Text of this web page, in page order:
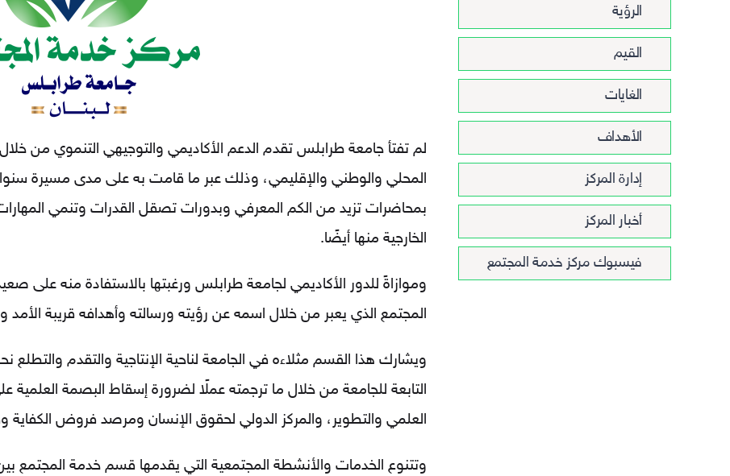
الرؤية
القيم
الغايات
الأهداف
إدارة المركز
أخبار المركز
فيسبوك مركز خدمة المجتمع
لم تفتأ جامعة طرابلس تقدم الدعم الأكاديمي والتوجيهي التنموي من
المحلي والوطني والإقليمي، وذلك عبر ما قامت به على مدى مسيرة
بمحاضرات تزيد من الكم المعرفي وبدورات تصقل القدرات وتنمي
الخارجية منها أيضًا.
وموازاةً للدور الأكاديمي لجامعة طرابلس ورغبتها بالاستفادة منه على
المجتمع الذي يعبر من خلال اسمه عن رؤيته ورسالته وأهدافه قريبة الأمد
ويشارك هذا القسم مثلاءه في الجامعة لناحية الإنتاجية والتقدم والتطلع
التابعة للجامعة من خلال ما ترجمته عملًا لضرورة إسقاط البصمة
العلمي والتطوير، والمركز الدولي لحقوق الإنسان ومرصد فروض
وتتنوع الخدمات والأنشطة المجتمعية التي يقدمها قسم خدمة المجتمع